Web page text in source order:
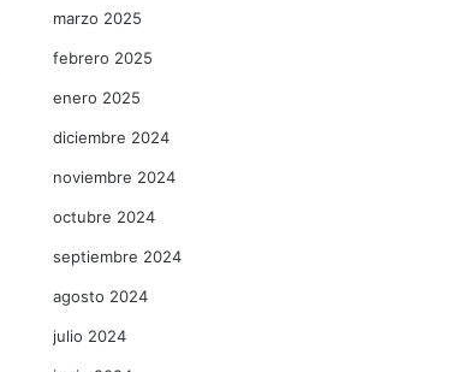
marzo 2025
febrero 2025
enero 2025
diciembre 2024
noviembre 2024
octubre 2024
septiembre 2024
agosto 2024
julio 2024